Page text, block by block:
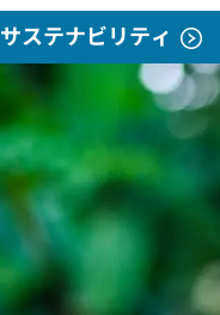
サステナビリティ